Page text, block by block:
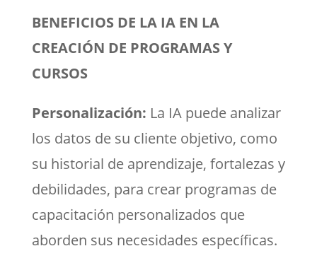
BENEFICIOS DE LA IA EN LA
CREACIÓN DE PROGRAMAS Y
CURSOS
Personalización: La IA puede analizar
los datos de su cliente objetivo, como
su historial de aprendizaje, fortalezas y
debilidades, para crear programas de
capacitación personalizados que
aborden sus necesidades específicas.